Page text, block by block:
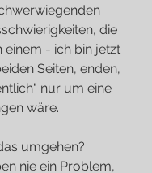
die
einem - ich bin jetzt
Seiten, enden,
nur um eine
wäre.
umgehen?
nie ein Problem,